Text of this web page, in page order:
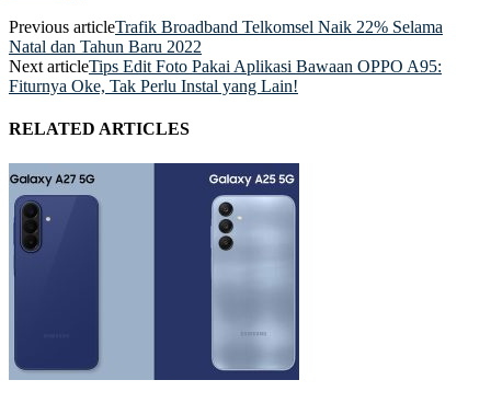
Previous articleTrafik Broadband Telkomsel Naik 22% Selama
Natal dan Tahun Baru 2022
Next articleTips Edit Foto Pakai Aplikasi Bawaan OPPO A95:
Fiturnya Oke, Tak Perlu Instal yang Lain!
RELATED ARTICLES